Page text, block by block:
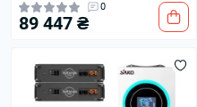
0
89 447 ₴